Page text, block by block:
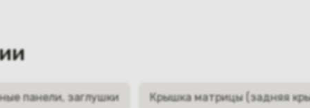
панели, заглушки Крышка матрицы (задняя